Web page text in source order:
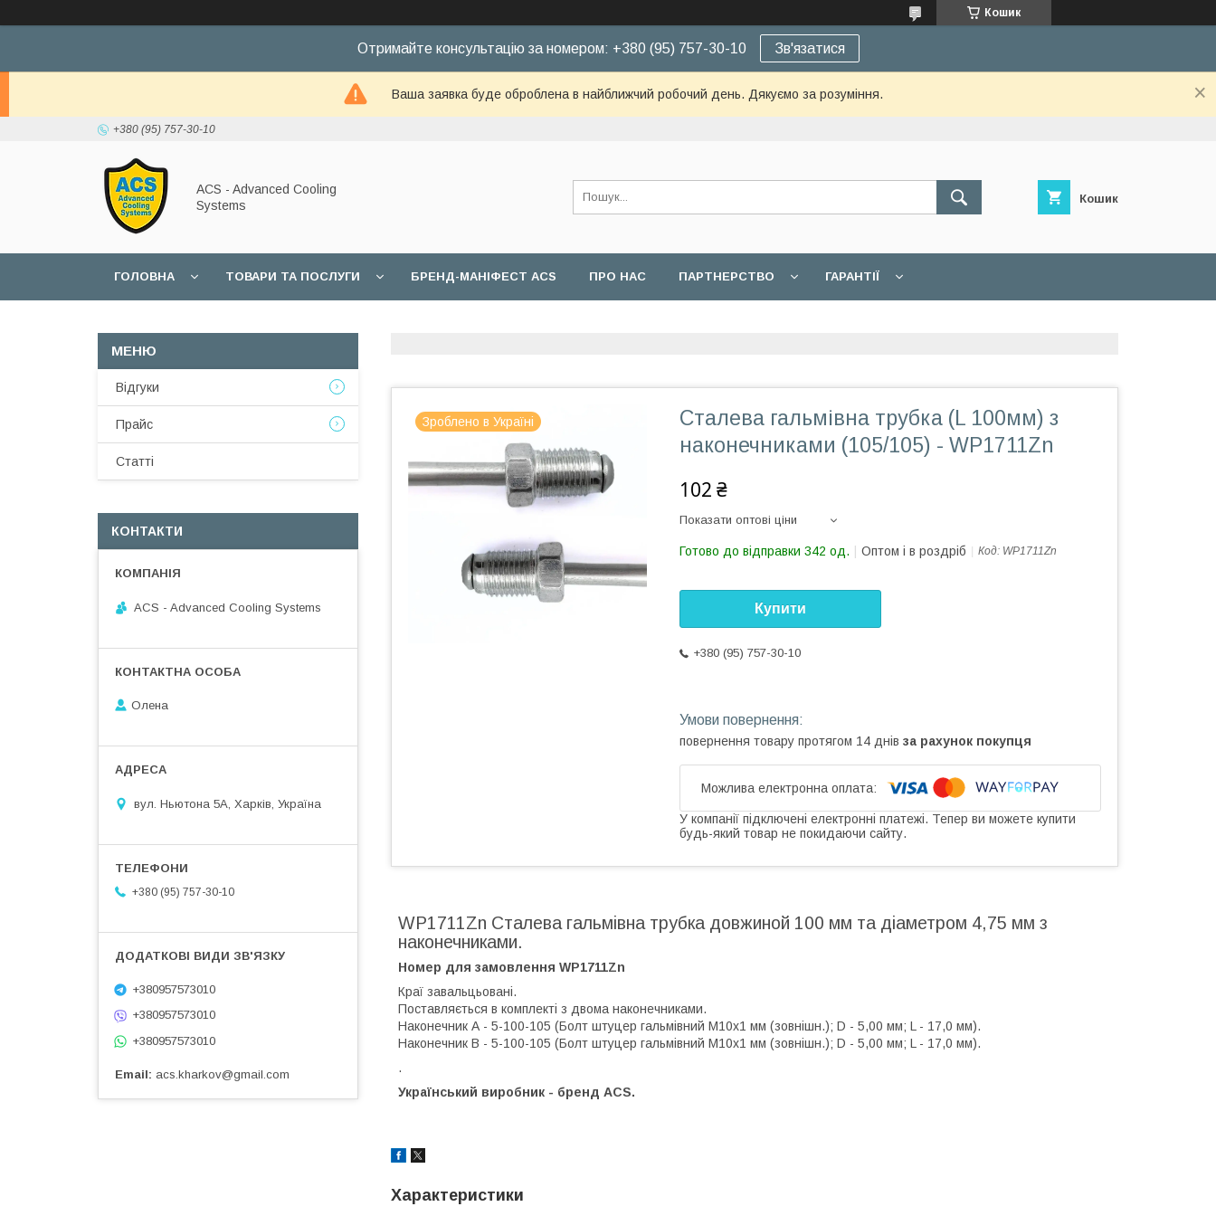
Кошик
Отримайте консультацію за номером: +380 (95) 757-30-10 Зв'язатися
Ваша заявка буде оброблена в найближчий робочий день. Дякуємо за розуміння.
+380 (95) 757-30-10
ACS - Advanced Cooling
Systems
Кошик
ГОЛОВНА ТОВАРИ ТА ПОСЛУГИ БРЕНД-МАНІФЕСТ ACS ПРО НАС ПАРТНЕРСТВО ГАРАНТІЇ
Зроблено в Україні
Сталева гальмівна трубка (L 100мм) з
наконечниками (105/105) - WP1711Zn
102 ₴
Показати оптові ціни
Готово до відправки 342 од. Оптом і в роздріб Код: WP1711Zn
Купити
+380 (95) 757-30-10
повернення товару протягом 14 днів за рахунок покупця
У компанії підключені електронні платежі. Тепер ви можете купити
будь-який товар не покидаючи сайту.
WP1711Zn Сталева гальмівна трубка довжиной 100 мм та діаметром 4,75 мм з
наконечниками.
Номер для замовлення WP1711Zn
Краї завальцьовані.
Поставляється в комплекті з двома наконечниками.
Наконечник А - 5-100-105 (Болт штуцер гальмівний М10х1 мм (зовнішн.); D - 5,00 мм; L - 17,0 мм).
Наконечник В - 5-100-105 (Болт штуцер гальмівний М10х1 мм (зовнішн.); D - 5,00 мм; L - 17,0 мм).
.
Український виробник - бренд ACS.
Характеристики
Відгуки
Прайс
Статті
КОНТАКТИ
ACS - Advanced Cooling Systems
Олена
вул. Ньютона 5А, Харків, Україна
+380 (95) 757-30-10
+380957573010
+380957573010
+380957573010
Email acs.kharkov@gmail.com